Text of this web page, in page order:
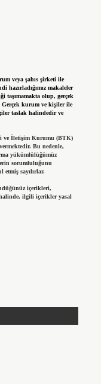
veya şahıs şirketi ile
hazırladığımız makaleler
taşımamakta olup, gerçek
Gerçek kurum ve kişiler ile
taslak halindedir ve
ve İletişim Kurumu (BTK)
Bu nedenle,
yükümlülüğümüz
sorumluluğunu
sayılırlar.
içerikleri,
ilgili içerikler yasal